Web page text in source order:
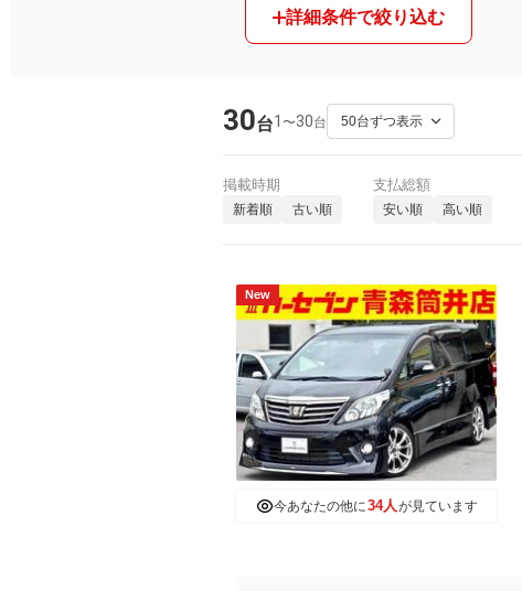
詳細条件で絞り込む
30台1 〜30台
掲載時期
新着順 古い順
支払総額
安い順 高い順
New
今あなたの他に34人が見ています